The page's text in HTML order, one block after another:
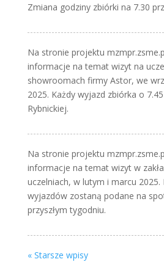
Zmiana godziny zbiórki na 7.30
Na stronie projektu
informacje na temat wizyt na
showroomach firmy Astor, we
2025. Każdy wyjazd zbiórka o
Rybnickiej.
Na stronie projektu
informacje na temat wizyt w
uczelniach, w lutym i marcu 2025.
wyjazdów zostaną podane na
przyszłym tygodniu.
« Starsze wpisy